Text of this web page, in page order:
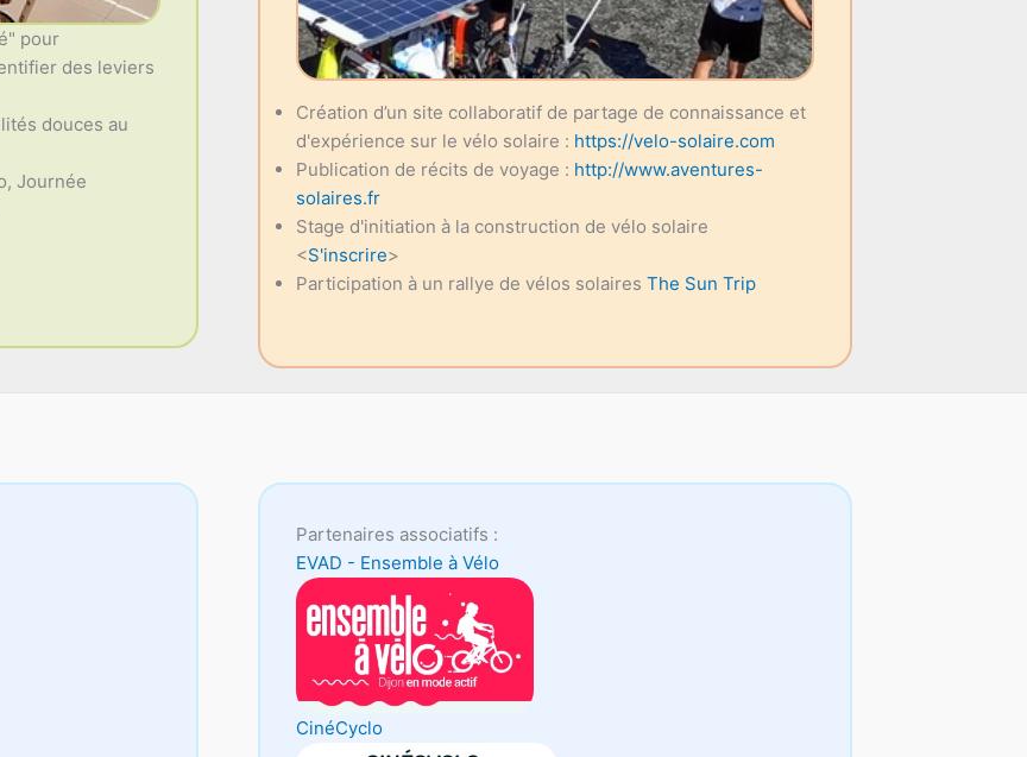
pour
des leviers
douces au
Journée
Création d’un site collaboratif de partage de connaissance et
d'expérience sur le vélo solaire : https://velo-solaire.com
Publication de récits de voyage : http://www.aventures-
solaires.fr
Stage d'initiation à la construction de vélo solaire
<S'inscrire>
Participation à un rallye de vélos solaires The Sun Trip
Partenaires associatifs :
EVAD - Ensemble à Vélo
CinéCyclo